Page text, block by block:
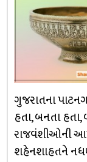
ગુજરાતના
હતા, બનતા
રાજવંશીઓની
શહેનશાહતને